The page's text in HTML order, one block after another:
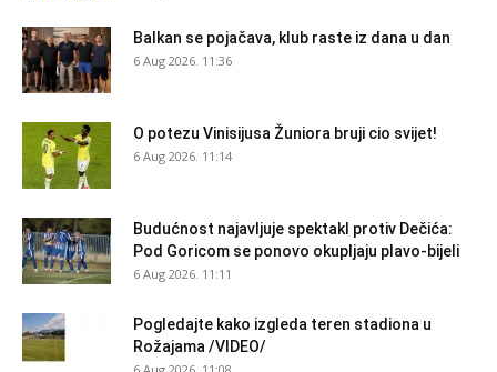
Balkan se pojačava, klub raste iz dana u dan
6 Aug 2026. 11:36
O potezu Vinisijusa Žuniora bruji cio svijet!
6 Aug 2026. 11:14
Budućnost najavljuje spektakl protiv Dečića:
Pod Goricom se ponovo okupljaju plavo-bijeli
6 Aug 2026. 11:11
Pogledajte kako izgleda teren stadiona u
Rožajama /VIDEO/
6 Aug 2026. 11:08